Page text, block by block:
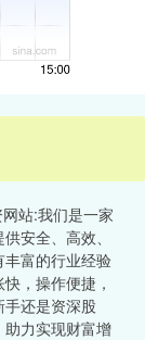
站:我们是一家
安全、高效、
丰富的行业经验
，操作便捷，
手还是资深股
力实现财富增